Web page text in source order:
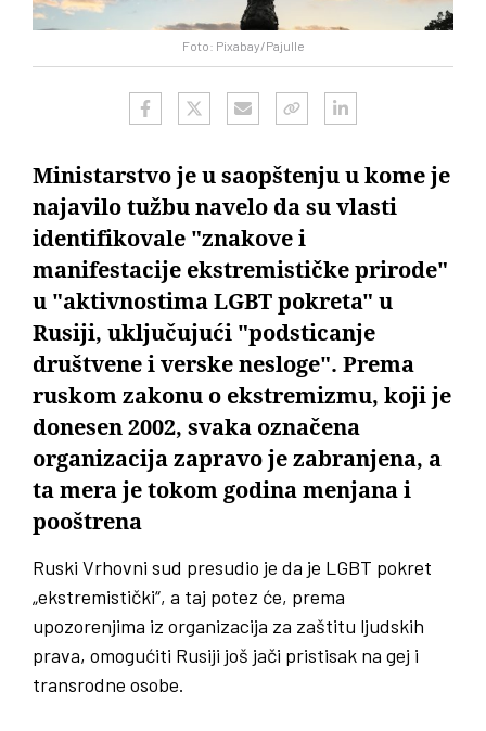
Foto: Pixabay/Pajulle
Ministarstvo je u saopštenju u kome je
najavilo tužbu navelo da su vlasti
identifikovale "znakove i
manifestacije ekstremističke prirode"
u "aktivnostima LGBT pokreta" u
Rusiji, uključujući "podsticanje
društvene i verske nesloge". Prema
ruskom zakonu o ekstremizmu, koji je
donesen 2002, svaka označena
organizacija zapravo je zabranjena, a
ta mera je tokom godina menjana i
pooštrena
Ruski Vrhovni sud presudio je da je LGBT pokret
„ekstremistički“, a taj potez će, prema
upozorenjima iz organizacija za zaštitu ljudskih
prava, omogućiti Rusiji još jači pristisak na gej i
transrodne osobe.